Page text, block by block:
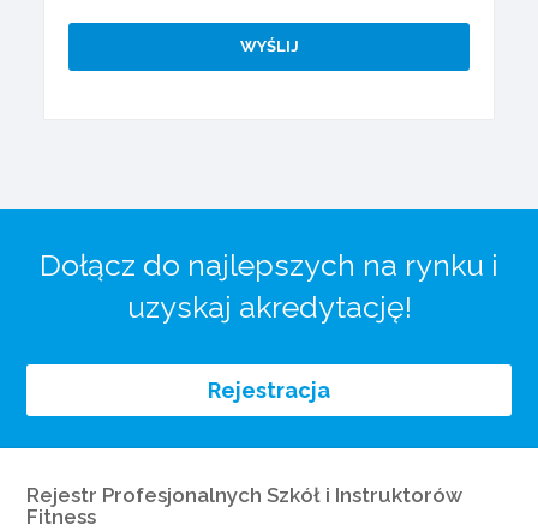
Dołącz do najlepszych na rynku i
uzyskaj akredytację!
Rejestracja
Rejestr Profesjonalnych Szkół i Instruktorów
Fitness